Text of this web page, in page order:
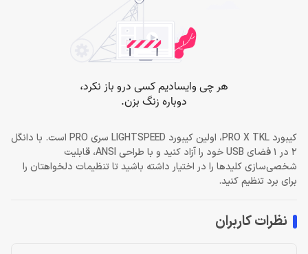
کیبورد PRO X TKL، اولین کیبورد LIGHTSPEED سری PRO است. با دانگل
2 در 1 فضای USB خود را آزاد کنید و با طراحی ANSI، قابلیت
شخصی‌سازی کلیدها را در اختیار داشته باشید تا تنظیمات دلخواهتان را
برای برد تنظیم کنید.
نظرات کاربران